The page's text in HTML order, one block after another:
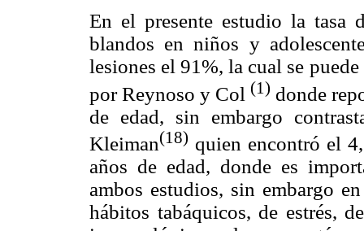
En el presente estudio la tasa
blandos en niños y
lesiones el 91%, la cual se
por Reynoso y Col (1) donde
de edad, sin embargo
Kleiman(18) quien encontró el
años de edad, donde es
ambos estudios, sin embargo
hábitos tabáquicos, de estrés,